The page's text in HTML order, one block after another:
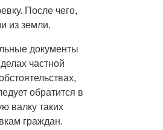
После чего,
из земли.
документы
частной
обратится в
валку таких
граждан.